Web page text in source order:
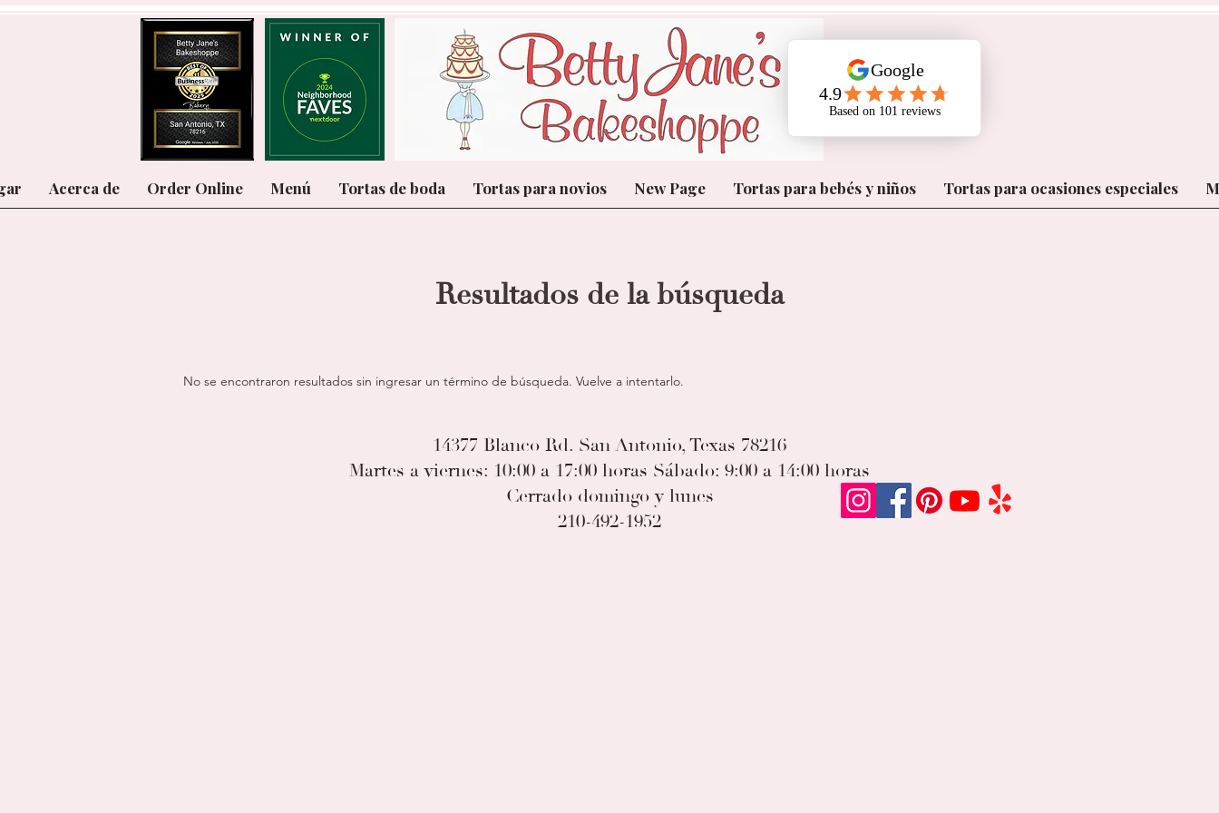
Acerca de Order Online Menú Tortas de boda Tortas para novios New Page Tortas para bebés y niños Tortas para ocasiones especiales
Resultados de la búsqueda
No se encontraron resultados sin ingresar un término de búsqueda. Vuelve a intentarlo.
14377 Blanco Rd. San Antonio, Texas 78216
Martes a viernes: 10:00 a 17:00 horas Sábado: 9:00 a 14:00 horas
Cerrado domingo y lunes
210-492-1952